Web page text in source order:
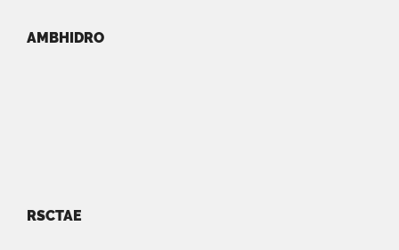
AMBHIDRO
RSCTAE